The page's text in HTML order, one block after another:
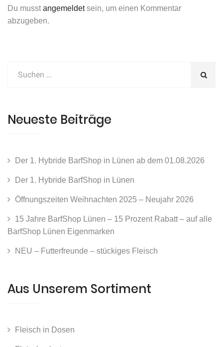
Du musst angemeldetsein, um einen Kommentar
abzugeben.
Neueste Beiträge
Der 1. Hybride BarfShop in Lünen ab dem 01.08.2026
Der 1. Hybride BarfShop in Lünen
Öffnungszeiten Weihnachten 2025 – Neujahr 2026
15 Jahre BarfShop Lünen – 15 Prozent Rabatt – auf alle
BarfShop Lünen Eigenmarken
NEU – Futterfreunde – stückiges Fleisch
Aus Unserem Sortiment
Fleisch in Dosen